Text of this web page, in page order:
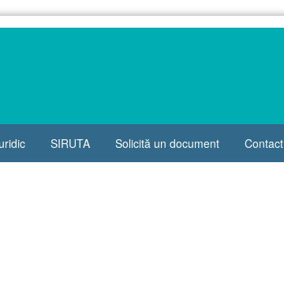
SIRUTA Solicită un document Contact